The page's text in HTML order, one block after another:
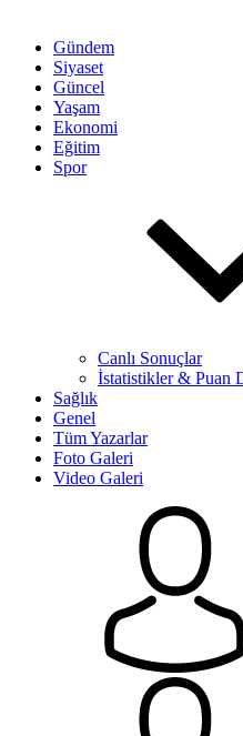
Gündem
Siyaset
Güncel
Yaşam
Ekonomi
Eğitim
Spor
Canlı Sonuçlar
İstatistikler & Puan
Sağlık
Genel
Tüm Yazarlar
Foto Galeri
Video Galeri